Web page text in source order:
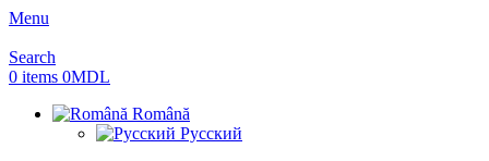
Menu
Search
0 items 0MDL
Română
Русский